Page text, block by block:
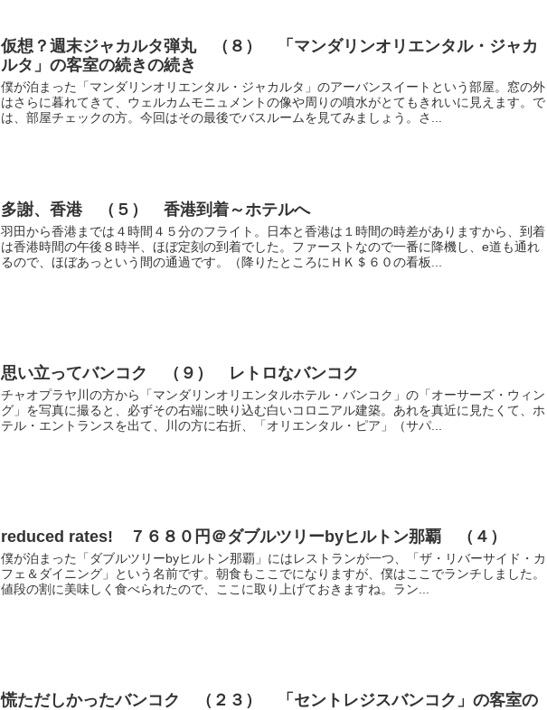
仮想？週末ジャカルタ弾丸 （８） 「マンダリンオリエンタル・ジャカ
ルタ」の客室の続きの続き
僕が泊まった「マンダリンオリエンタル・ジャカルタ」のアーバンスイートという部屋。窓の外
はさらに暮れてきて、ウェルカムモニュメントの像や周りの噴水がとてもきれいに見えます。で
は、部屋チェックの方。今回はその最後でバスルームを見てみましょう。さ...
多謝、香港 （５） 香港到着～ホテルへ
羽田から香港までは４時間４５分のフライト。日本と香港は１時間の時差がありますから、到着
は香港時間の午後８時半、ほぼ定刻の到着でした。ファーストなので一番に降機し、e道も通れ
るので、ほぼあっという間の通過です。（降りたところにＨＫ＄６０の看板...
思い立ってバンコク （９） レトロなバンコク
チャオプラヤ川の方から「マンダリンオリエンタルホテル・バンコク」の「オーサーズ・ウィン
グ」を写真に撮ると、必ずその右端に映り込む白いコロニアル建築。あれを真近に見たくて、ホ
テル・エントランスを出て、川の方に右折、「オリエンタル・ピア」（サパ...
reduced rates! ７６８０円＠ダブルツリーbyヒルトン那覇 （４）
僕が泊まった「ダブルツリーbyヒルトン那覇」にはレストランが一つ、「ザ・リバーサイド・カ
フェ＆ダイニング」という名前です。朝食もここでになりますが、僕はここでランチしました。
値段の割に美味しく食べられたので、ここに取り上げておきますね。ラン...
慌ただしかったバンコク （２３） 「セントレジスバンコク」の客室の